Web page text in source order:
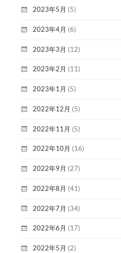
2023年5月 (5)
2023年4月 (6)
2023年3月 (12)
2023年2月 (11)
2023年1月 (5)
2022年12月 (5)
2022年11月 (5)
2022年10月 (16)
2022年9月 (27)
2022年8月 (41)
2022年7月 (34)
2022年6月 (17)
2022年5月 (2)